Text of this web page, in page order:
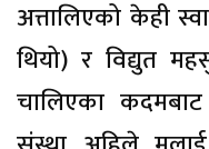
अत्तालिएको केही
थियो) र विद्युत
चालिएका